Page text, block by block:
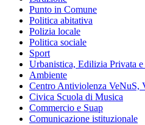
Punto in Comune
Politica abitativa
Polizia locale
Politica sociale
Sport
Urbanistica, Edilizia Privata
Ambiente
Centro Antiviolenza VeNuS,
Civica Scuola di Musica
Commercio e Suap
Comunicazione istituzionale